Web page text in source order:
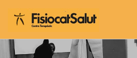
TRATACTAMENTS